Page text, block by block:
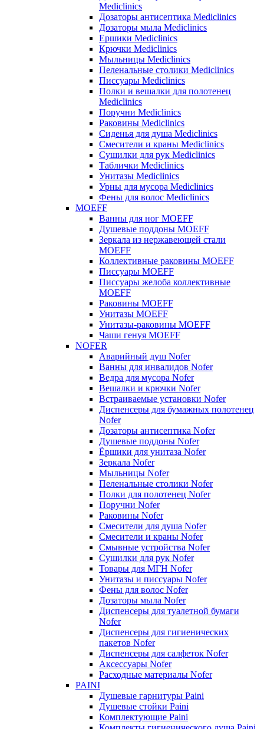
Mediclinics
Дозаторы антисептика Mediclinics
Дозаторы мыла Mediclinics
Ершики Mediclinics
Крючки Mediclinics
Мыльницы Mediclinics
Пеленальные столики Mediclinics
Писсуары Mediclinics
Полки и вешалки для полотенец
Mediclinics
Поручни Mediclinics
Раковины Mediclinics
Сиденья для душа Mediclinics
Смесители и краны Mediclinics
Сушилки для рук Mediclinics
Таблички Mediclinics
Унитазы Mediclinics
Урны для мусора Mediclinics
Фены для волос Mediclinics
MOEFF
Ванны для ног MOEFF
Душевые поддоны MOEFF
Зеркала из нержавеющей стали
MOEFF
Коллективные раковины MOEFF
Писсуары MOEFF
Писсуары желоба коллективные
MOEFF
Раковины MOEFF
Унитазы MOEFF
Унитазы-раковины MOEFF
Чаши генуя MOEFF
NOFER
Аварийный душ Nofer
Ванны для инвалидов Nofer
Ведра для мусора Nofer
Вешалки и крючки Nofer
Встраиваемые установки Nofer
Диспенсеры для бумажных полотенец
Nofer
Дозаторы антисептика Nofer
Душевые поддоны Nofer
Ёршики для унитаза Nofer
Зеркала Nofer
Мыльницы Nofer
Пеленальные столики Nofer
Полки для полотенец Nofer
Поручни Nofer
Раковины Nofer
Смесители для душа Nofer
Смесители и краны Nofer
Смывные устройства Nofer
Сушилки для рук Nofer
Товары для МГН Nofer
Унитазы и писсуары Nofer
Фены для волос Nofer
Дозаторы мыла Nofer
Диспенсеры для туалетной бумаги
Nofer
Диспенсеры для гигиенических
пакетов Nofer
Диспенсеры для салфеток Nofer
Аксессуары Nofer
Расходные материалы Nofer
PAINI
Душевые гарнитуры Paini
Душевые стойки Paini
Комплектующие Paini